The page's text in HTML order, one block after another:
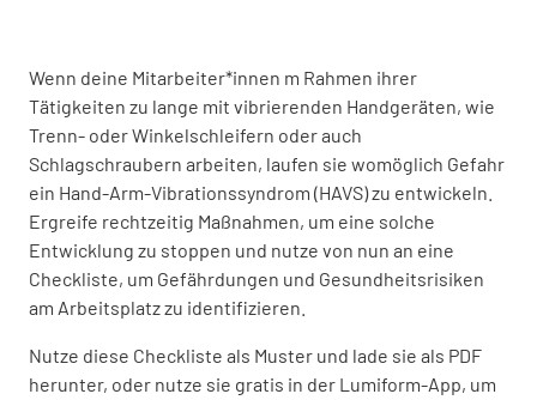
Wenn deine Mitarbeiter*innen m Rahmen ihrer
Tätigkeiten zu lange mit vibrierenden Handgeräten, wie
Trenn- oder Winkelschleifern oder auch
Schlagschraubern arbeiten, laufen sie womöglich Gefahr
ein Hand-Arm-Vibrationssyndrom (HAVS) zu entwickeln.
Ergreife rechtzeitig Maßnahmen, um eine solche
Entwicklung zu stoppen und nutze von nun an eine
Checkliste, um Gefährdungen und Gesundheitsrisiken
am Arbeitsplatz zu identifizieren.
Nutze diese Checkliste als Muster und lade sie als PDF
herunter, oder nutze sie gratis in der Lumiform-App, um
SCHLEIFMASCHINE
SCHEIBENSCHNEIDER
SCHLACKENHAMMER
NADELPISTOLE
SCHLAGSCHRAUBER
TRENNSCHLEIFER ANDERE